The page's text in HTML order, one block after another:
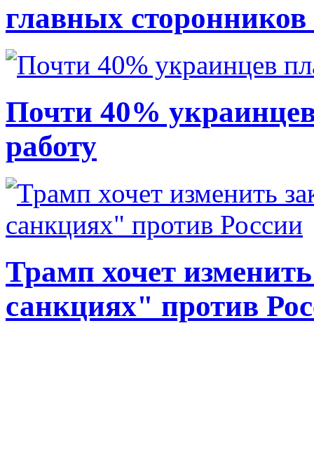
главных
Почти 40%
работу
Трамп хочет
санкциях" против